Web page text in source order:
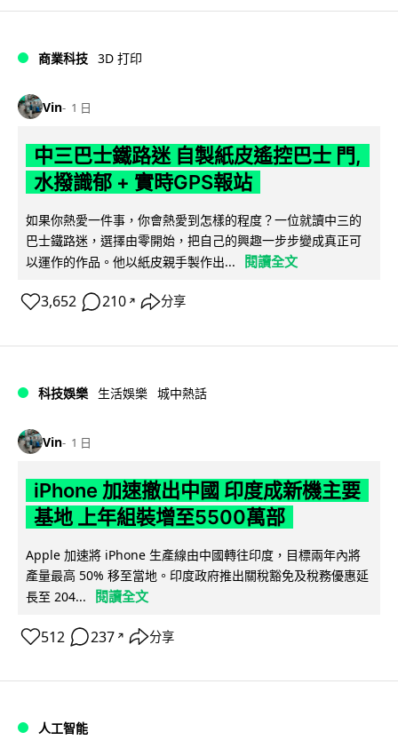
商業科技 3D 打印
Vin 1 日
中三巴士鐵路迷 自製紙皮遙控巴士 門,
水撥識郁 + 實時GPS報站
如果你熱愛一件事，你會熱愛到怎樣的程度？一位就讀中三的
巴士鐵路迷，選擇由零開始，把自己的興趣一步步變成真正可
以運作的作品。他以紙皮親手製作出...
閱讀全文
3,652 210 ↗ 分享
科技娛樂 生活娛樂 城中熱話
Vin 1 日
iPhone 加速撤出中國 印度成新機主要
基地 上年組裝增至5500萬部
Apple 加速將 iPhone 生產線由中國轉往印度，目標兩年內將
產量最高 50% 移至當地。印度政府推出關稅豁免及稅務優惠延
長至 204...
閱讀全文
512 237 ↗ 分享
人工智能